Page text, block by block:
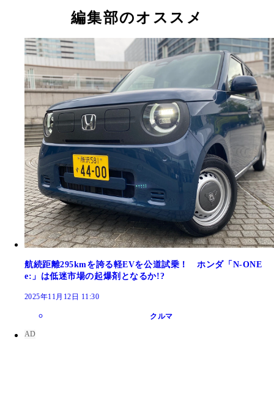
編集部のオススメ
航続距離295kmを誇る軽EVを公道試乗！ ホンダ「N-ONE
e:」は低迷市場の起爆剤となるか!?
2025年11月12日 11:30
クルマ